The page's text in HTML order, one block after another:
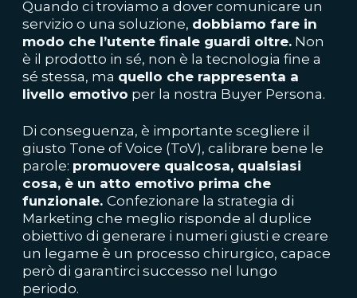
Quando ci troviamo a dover comunicare un
servizio o una soluzione, dobbiamo fare in
modo che l’utente finale guardi oltre. Non
è il prodotto in sé, non è la tecnologia fine a
sé stessa, ma quello che rappresenta a
livello emotivo per la nostra Buyer Persona.
Di conseguenza, è importante scegliere il
giusto Tone of Voice (ToV), calibrare bene le
parole: promuovere qualcosa, qualsiasi
cosa, è un atto emotivo prima che
funzionale. Confezionare la strategia di
Marketing che meglio risponde al duplice
obiettivo di generare i numeri giusti e creare
un legame è un processo chirurgico, capace
però di garantirci successo nel lungo
periodo.